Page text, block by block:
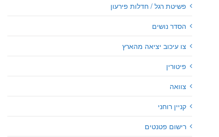
פשיטת רגל / חדלות פירעון
הסדר נושים
צו עיכוב יציאה מהארץ
פיטורין
צוואה
קניין רוחני
רישום פטנטים